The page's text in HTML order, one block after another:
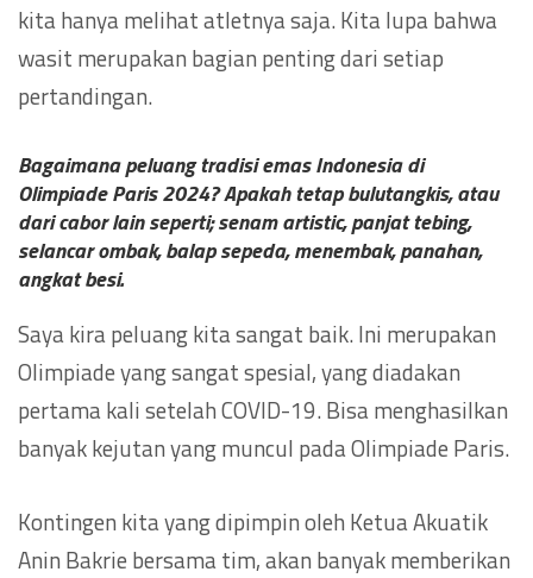
kita hanya melihat atletnya saja. Kita lupa bahwa
wasit merupakan bagian penting dari setiap
pertandingan.
Bagaimana peluang tradisi emas Indonesia di
Olimpiade Paris 2024? Apakah tetap bulutangkis, atau
dari cabor lain seperti; senam artistic, panjat tebing,
selancar ombak, balap sepeda, menembak, panahan,
angkat besi.
Saya kira peluang kita sangat baik. Ini merupakan
Olimpiade yang sangat spesial, yang diadakan
pertama kali setelah COVID-19. Bisa menghasilkan
banyak kejutan yang muncul pada Olimpiade Paris.
Kontingen kita yang dipimpin oleh Ketua Akuatik
Anin Bakrie bersama tim, akan banyak memberikan